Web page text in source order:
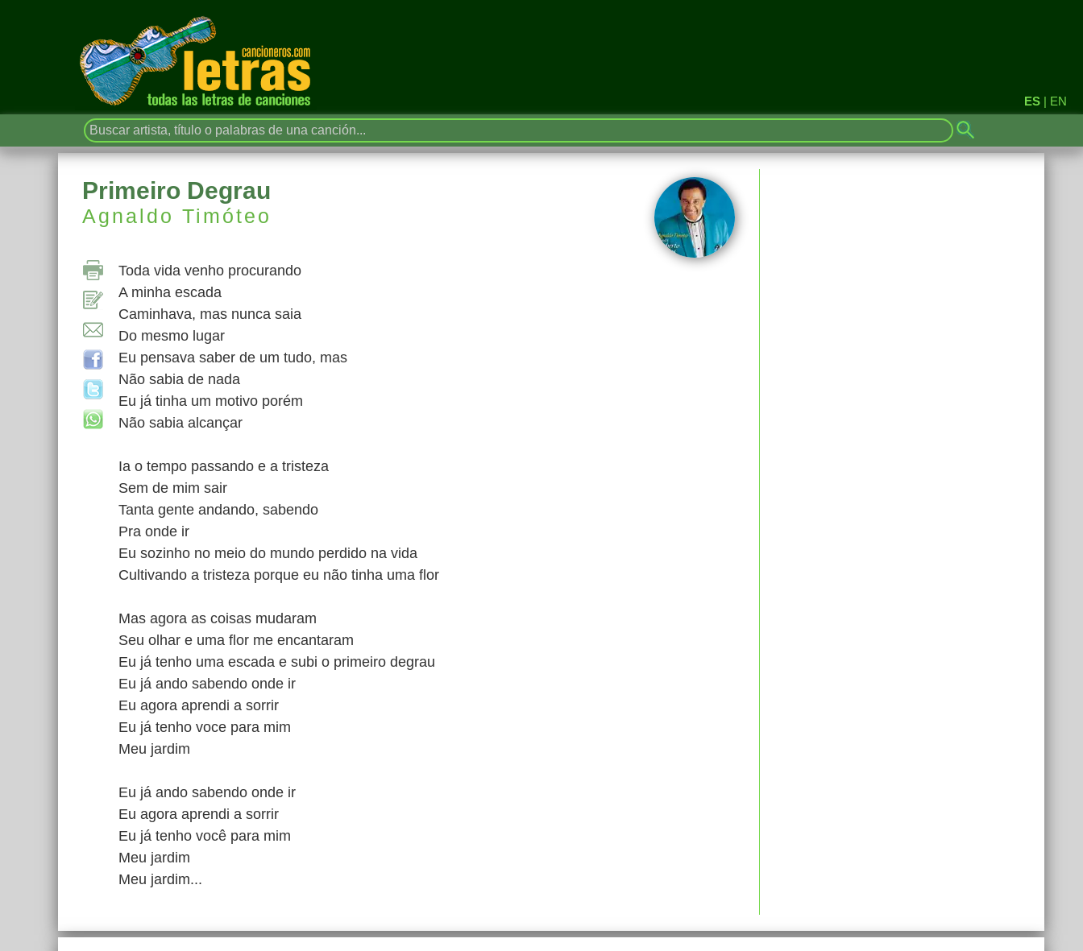
ES | EN
Primeiro Degrau
Agnaldo Timóteo
Toda vida venho procurando
A minha escada
Caminhava, mas nunca saia
Do mesmo lugar
Eu pensava saber de um tudo, mas
Não sabia de nada
Eu já tinha um motivo porém
Não sabia alcançar
Ia o tempo passando e a tristeza
Sem de mim sair
Tanta gente andando, sabendo
Pra onde ir
Eu sozinho no meio do mundo perdido na vida
Cultivando a tristeza porque eu não tinha uma flor
Mas agora as coisas mudaram
Seu olhar e uma flor me encantaram
Eu já tenho uma escada e subi o primeiro degrau
Eu já ando sabendo onde ir
Eu agora aprendi a sorrir
Eu já tenho voce para mim
Meu jardim
Eu já ando sabendo onde ir
Eu agora aprendi a sorrir
Eu já tenho você para mim
Meu jardim
Meu jardim...